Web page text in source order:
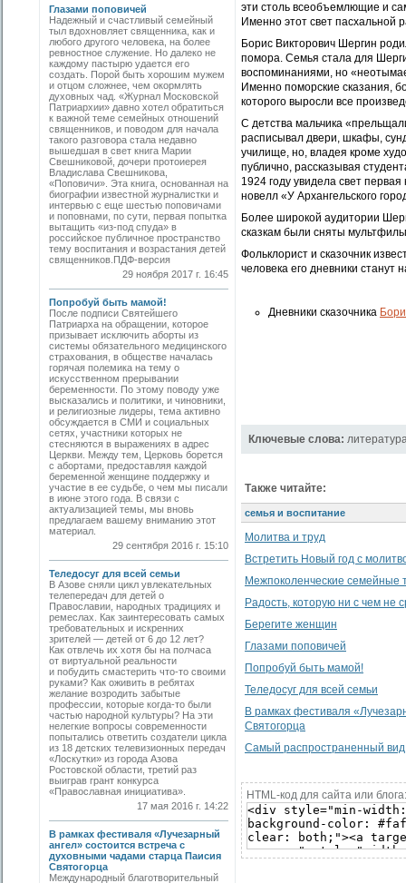
Глазами поповичей
Надежный и счастливый семейный
тыл вдохновляет священника, как и
любого другого человека, на более
ревностное служение. Но далеко не
каждому пастырю удается его
создать. Порой быть хорошим мужем
и отцом сложнее, чем окормлять
духовных чад. «Журнал Московской
Патриархии» давно хотел обратиться
к важной теме семейных отношений
священников, и поводом для начала
такого разговора стала недавно
вышедшая в свет книга Марии
Свешниковой, дочери протоиерея
Владислава Свешникова,
«Поповичи». Эта книга, основанная на
биографии известной журналистки и
интервью с еще шестью поповичами
и поповнами, по сути, первая попытка
вытащить «из-под спуда» в
российское публичное пространство
тему воспитания и возрастания детей
священников.ПДФ-версия
29 ноября 2017 г. 16:45
Попробуй быть мамой!
После подписи Святейшего
Патриарха на обращении, которое
призывает исключить аборты из
системы обязательного медицинского
страхования, в обществе началась
горячая полемика на тему о
искусственном прерывании
беременности. По этому поводу уже
высказались и политики, и чиновники,
и религиозные лидеры, тема активно
обсуждается в СМИ и социальных
сетях, участники которых не
стесняются в выражениях в адрес
Церкви. Между тем, Церковь борется
с абортами, предоставляя каждой
беременной женщине поддержку и
участие в ее судьбе, о чем мы писали
в июне этого года. В связи с
актуализацией темы, мы вновь
предлагаем вашему вниманию этот
материал.
29 сентября 2016 г. 15:10
Теледосуг для всей семьи
В Азове сняли цикл увлекательных
телепередач для детей о
Православии, народных традициях и
ремеслах. Как заинтересовать самых
требовательных и искренних
зрителей — детей от 6 до 12 лет?
Как отвлечь их хотя бы на полчаса
от виртуальной реальности
и побудить смастерить что-то своими
руками? Как оживить в ребятах
желание возродить забытые
профессии, которые когда-то были
частью народной культуры? На эти
нелегкие вопросы современности
попытались ответить создатели цикла
из 18 детских телевизионных передач
«Лоскутки» из города Азова
Ростовской области, третий раз
выиграв грант конкурса
«Православная инициатива».
17 мая 2016 г. 14:22
В рамках фестиваля «Лучезарный
ангел» состоится встреча с
духовными чадами старца Паисия
Святогорца
Международный благотворительный
эти столь всеобъемлющие и
Именно этот свет пасхальной
Борис Викторович Шергин
помора. Семья стала для
воспоминаниями, но
Именно поморские сказания,
которого выросли все
С детства мальчика
расписывал двери, шкафы,
училище, но, владея кроме
публично, рассказывая
1924 году увидела свет
новелл «У Архангельского
Более широкой аудитории
сказкам были сняты
Фольклорист и сказочник
человека его дневники станут
Дневники сказочника
Ключевые слова:
Также читайте:
семья и воспитание
Молитва и труд
Встретить Новый год с
Межпоколенческие семейные
Радость, которую ни с чем не
Берегите женщин
Глазами поповичей
Попробуй быть мамой!
Теледосуг для всей семьи
В рамках фестиваля
Святогорца
Самый распространенный вид
HTML-код для сайта или блога: